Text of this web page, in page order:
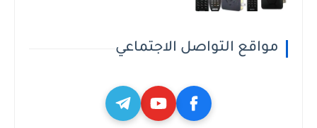
مواقع التواصل الاجتماعي